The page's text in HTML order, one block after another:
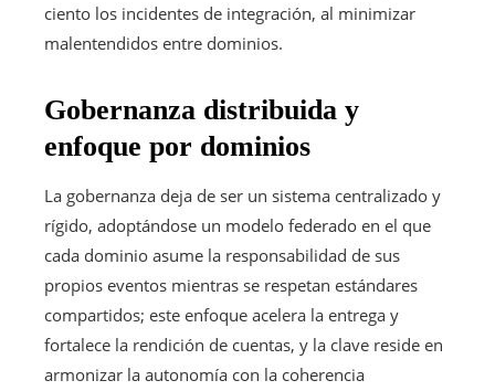
ciento los incidentes de integración, al minimizar
malentendidos entre dominios.
Gobernanza distribuida y
enfoque por dominios
La gobernanza deja de ser un sistema centralizado y
rígido, adoptándose un modelo federado en el que
cada dominio asume la responsabilidad de sus
propios eventos mientras se respetan estándares
compartidos; este enfoque acelera la entrega y
fortalece la rendición de cuentas, y la clave reside en
armonizar la autonomía con la coherencia